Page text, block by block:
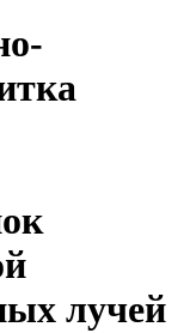
лучей